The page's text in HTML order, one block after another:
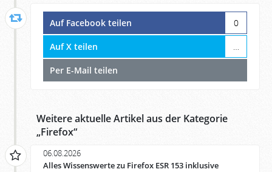
Auf Facebook teilen 0
Auf X teilen …
Per E-Mail teilen
Weitere aktuelle Artikel aus der Kategorie
„Firefox“
06.08.2026
Alles Wissenswerte zu Firefox ESR 153 inklusive